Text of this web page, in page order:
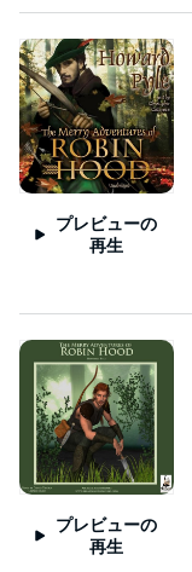
プレビューの
再生
プレビューの
再生